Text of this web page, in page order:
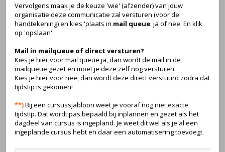
Vervolgens maak je de keuze 'wie' (afzender) van jouw
organisatie deze communicatie zal versturen (voor de
handtekening) en kies 'plaats in mail queue: ja of nee. En klik
op 'opslaan'.
Mail in mailqueue of direct versturen?
Kies je hier voor mail queue ja, dan wordt de mail in de
mailqueue gezet en moet je deze zelf nog versturen.
Kies je hier voor nee, dan wordt deze direct verstuurd zodra dat
tijdstip is gekomen!
**)Bij een cursussjabloon weet je vooraf nog niet exacte
tijdstip. Dat wordt pas bepaald bij inplannen en gezet als het
dagdeel van cursus is ingepland. Je weet dit wel als je al een
ingeplande cursus hebt en daar een automatisering toevoegt.